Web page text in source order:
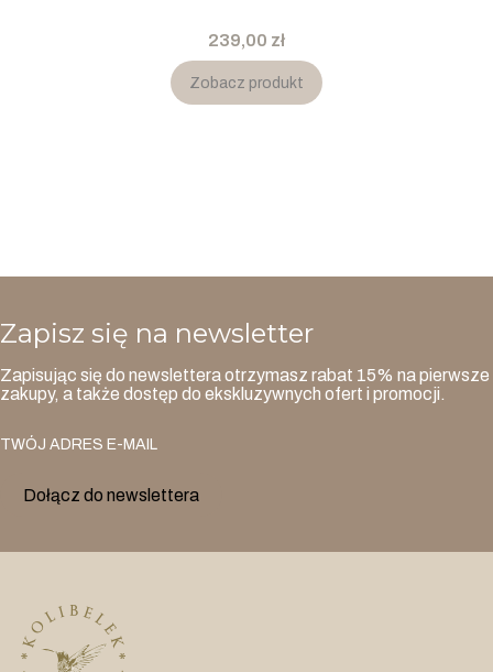
Cena
239,00 zł
Zobacz produkt
Zapisz się na newsletter
Zapisując się do newslettera otrzymasz rabat 15% na pierwsze
zakupy, a także dostęp do ekskluzywnych ofert i promocji.
TWÓJ ADRES E-MAIL
Dołącz do newslettera